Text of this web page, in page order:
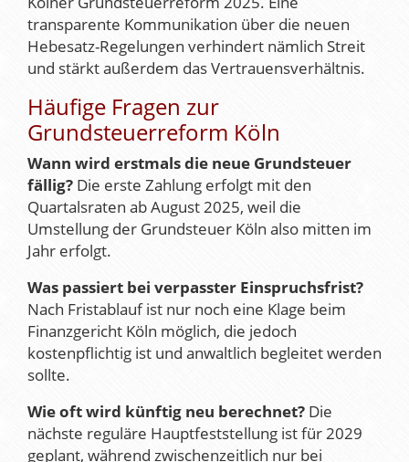
transparente Kommunikation über die neuen
Hebesatz-Regelungen verhindert nämlich Streit
und stärkt außerdem das Vertrauensverhältnis.
Häufige Fragen zur
Grundsteuerreform Köln
Wann wird erstmals die neue Grundsteuer
fällig? Die erste Zahlung erfolgt mit den
Quartalsraten ab August 2025, weil die
Umstellung der Grundsteuer Köln also mitten im
Jahr erfolgt.
Was passiert bei verpasster Einspruchsfrist?
Nach Fristablauf ist nur noch eine Klage beim
Finanzgericht Köln möglich, die jedoch
kostenpflichtig ist und anwaltlich begleitet werden
sollte.
Wie oft wird künftig neu berechnet? Die
nächste reguläre Hauptfeststellung ist für 2029
geplant, während zwischenzeitlich nur bei